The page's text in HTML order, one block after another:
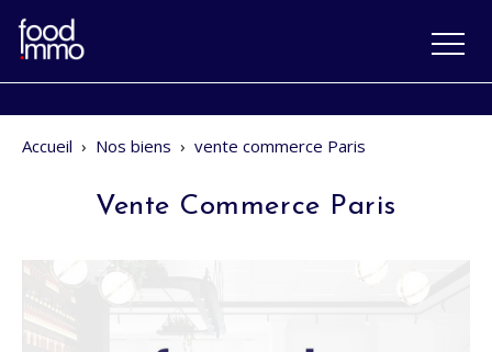
Accueil › Nos biens › vente commerce Paris
Vente Commerce Paris